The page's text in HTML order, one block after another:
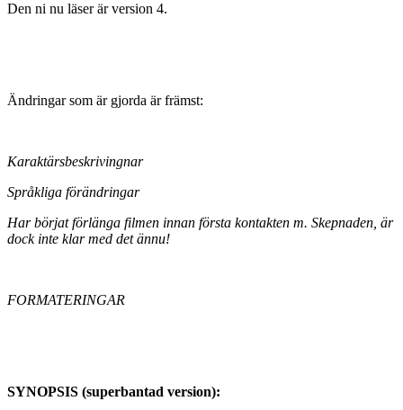
Den ni nu läser är version 4.
Ändringar som är gjorda är främst:
Karaktärsbeskrivingnar
Språkliga förändringar
Har börjat förlänga filmen innan första kontakten m. Skepnaden, är
dock inte klar med det ännu!
FORMATERINGAR
SYNOPSIS (superbantad version):